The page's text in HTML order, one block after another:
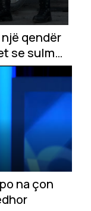
qendër
se sulmoi
na çon